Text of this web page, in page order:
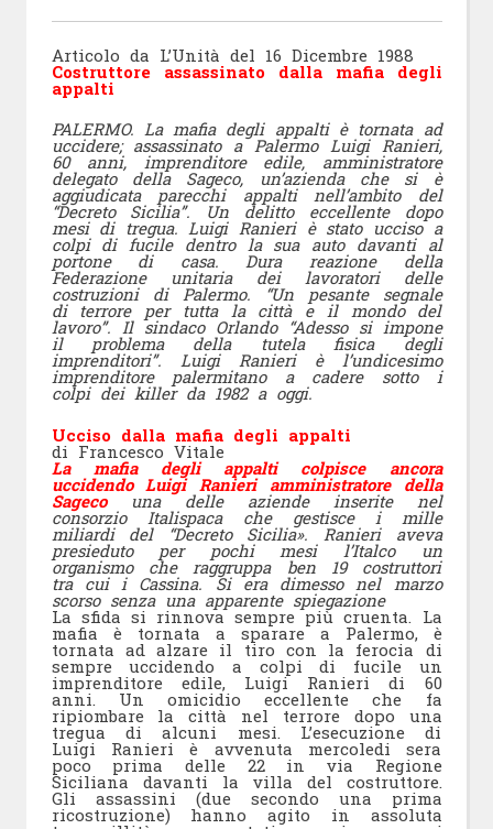
Articolo da L’Unità del 16 Dicembre 1988
Costruttore assassinato dalla mafia degli
appalti
PALERMO. La mafia degli appalti è tornata ad
uccidere; assassinato a Palermo Luigi Ranieri,
60 anni, imprenditore edile, amministratore
delegato della Sageco, un’azienda che si è
aggiudicata parecchi appalti nell’ambito del
“Decreto Sicilia”. Un delitto eccellente dopo
mesi di tregua. Luigi Ranieri è stato ucciso a
colpi di fucile dentro la sua auto davanti al
portone di casa. Dura reazione della
Federazione unitaria dei lavoratori delle
costruzioni di Palermo. “Un pesante segnale
di terrore per tutta la città e il mondo del
lavoro”. Il sindaco Orlando “Adesso si impone
il problema della tutela fisica degli
imprenditori”. Luigi Ranieri è l’undicesimo
imprenditore palermitano a cadere sotto i
colpi dei killer da 1982 a oggi.
Ucciso dalla mafia degli appalti
di Francesco Vitale
La mafia degli appalti colpisce ancora
uccidendo Luigi Ranieri amministratore della
Sagecouna delle aziende inserite nel
consorzio Italispaca che gestisce i mille
miliardi del “Decreto Sicilia». Ranieri aveva
presieduto per pochi mesi l’Italco un
organismo che raggruppa ben 19 costruttori
tra cui i Cassina. Si era dimesso nel marzo
scorso senza una apparente spiegazione
La sfida si rinnova sempre più cruenta. La
mafia è tornata a sparare a Palermo, è
tornata ad alzare il tiro con la ferocia di
sempre uccidendo a colpi di fucile un
imprenditore edile, Luigi Ranieri di 60
anni. Un omicidio eccellente che fa
ripiombare la città nel terrore dopo una
tregua di alcuni mesi. L’esecuzione di
Luigi Ranieri è avvenuta mercoledi sera
poco prima delle 22 in via Regione
Siciliana davanti la villa del costruttore.
Gli assassini (due secondo una prima
ricostruzione) hanno agito in assoluta